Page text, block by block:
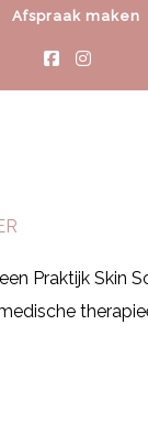
Afspraak maken
Praktijk Skin